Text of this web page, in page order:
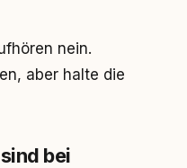
nein.
aber halte die
bei